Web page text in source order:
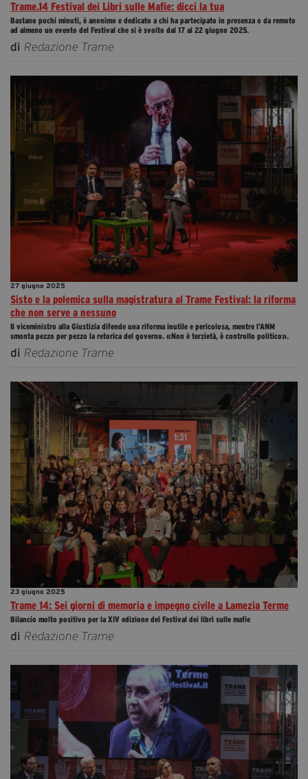
Trame.14 Festival dei Libri sulle Mafie: dicci la tua
Bastano pochi minuti, è anonimo e dedicato a chi ha partecipato in presenza o da remoto
ad almeno un evento del Festival che si è svolto dal 17 al 22 giugno 2025.
di Redazione Trame
27 giugno 2025
Sisto e la polemica sulla magistratura al Trame Festival: la riforma
che non serve a nessuno
Il viceministro alla Giustizia difende una riforma inutile e pericolosa, mentre l’ANM
smonta pezzo per pezzo la retorica del governo. «Non è terzietà, è controllo politico».
di Redazione Trame
23 giugno 2025
Trame 14: Sei giorni di memoria e impegno civile a Lamezia Terme
Bilancio molto positivo per la XIV edizione del Festival dei libri sulle mafie
di Redazione Trame